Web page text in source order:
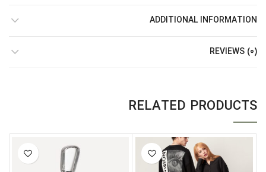
ADDITIONAL INFORMATION
REVIEWS (0)
RELATED PRODUCTS